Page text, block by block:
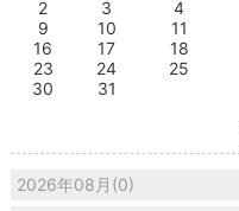
2
3 4
9
10 11
16
17 18
23
24 25
30
31
2026年08月(0)